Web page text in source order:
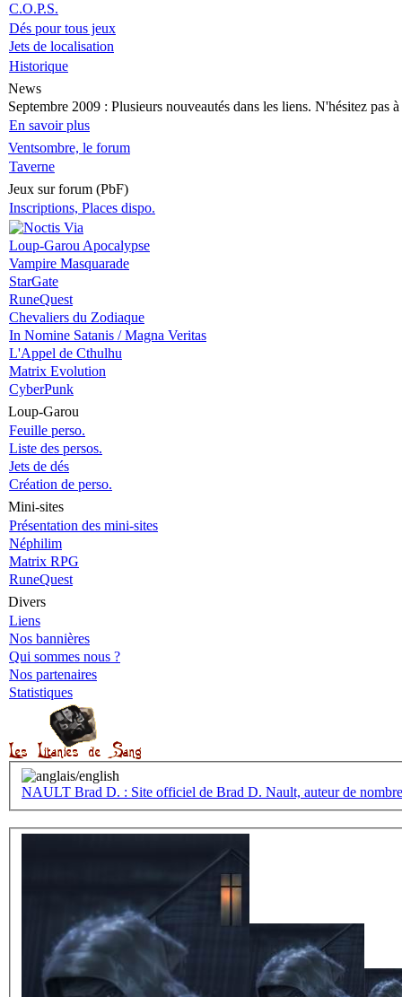
C.O.P.S.
Dés pour tous jeux
Jets de localisation
Historique
News
Septembre 2009 : Plusieurs nouveautés dans les liens. N'hésitez pas
En savoir plus
Ventsombre, le forum
Taverne
Jeux sur forum (PbF)
Inscriptions, Places dispo.
Loup-Garou Apocalypse
Vampire Masquarade
StarGate
RuneQuest
Chevaliers du Zodiaque
In Nomine Satanis / Magna Veritas
L'Appel de Cthulhu
Matrix Evolution
CyberPunk
Loup-Garou
Feuille perso.
Liste des persos.
Jets de dés
Création de perso.
Mini-sites
Présentation des mini-sites
Néphilim
Matrix RPG
RuneQuest
Divers
Liens
Nos bannières
Qui sommes nous ?
Nos partenaires
Statistiques
NAULT Brad D. : Site officiel de Brad D. Nault, auteur de